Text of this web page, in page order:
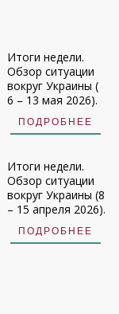
Итоги недели.
Обзор ситуации
вокруг Украины (
6 – 13 мая 2026).
ПОДРОБНЕЕ
Итоги недели.
Обзор ситуации
вокруг Украины (8
– 15 апреля 2026).
ПОДРОБНЕЕ